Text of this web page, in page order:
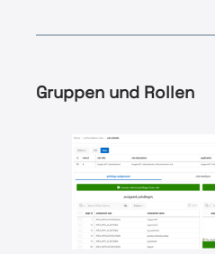
Gruppen und Rollen